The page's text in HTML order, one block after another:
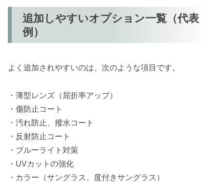
追加しやすいオプション一覧（代表
例）
よく追加されやすいのは、次のような項目です。
・薄型レンズ（屈折率アップ）
・傷防止コート
・汚れ防止、撥水コート
・反射防止コート
・ブルーライト対策
・UVカットの強化
・カラー（サングラス、度付きサングラス）